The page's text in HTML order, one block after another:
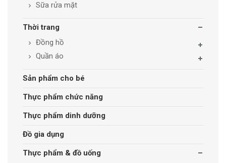
Sữa rửa mặt
Thời trang
Đồng hồ
Quần áo
Sản phẩm cho bé
Thực phẩm chức năng
Thực phẩm dinh dưỡng
Đồ gia dụng
Thực phẩm & đồ uống